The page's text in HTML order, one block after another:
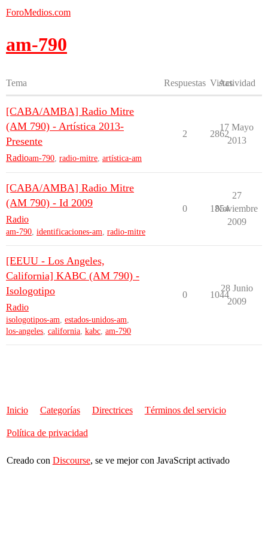
ForoMedios.com
am-790
Tema Respuestas Vistas
Actividad
[CABA/AMBA] Radio Mitre
(AM 790) - Artística 2013-
Presente
Radioam-790 radio-mitre artística-am
2 2862
17 Mayo
2013
[CABA/AMBA] Radio Mitre
(AM 790) - Id 2009
Radio
am-790, identificaciones-am, radio-mitre
0 1854
27
Noviembre
2009
[EEUU - Los Angeles,
California] KABC (AM 790) -
Isologotipo
Radio
isologotipos-am, estados-unidos-am,
los-angeles, california, kabc, am-790
0 1044
28 Junio
2009
Inicio Categorías Directrices Términos del servicio
Política de privacidad
Creado con Discourse, se ve mejor con JavaScript activado